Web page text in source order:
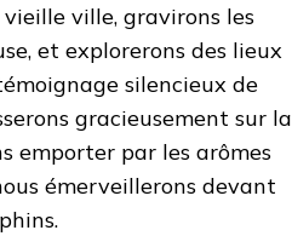
ville, gravirons les
et explorerons des lieux
silencieux de
gracieusement sur la
emporter par les arômes
émerveillerons devant